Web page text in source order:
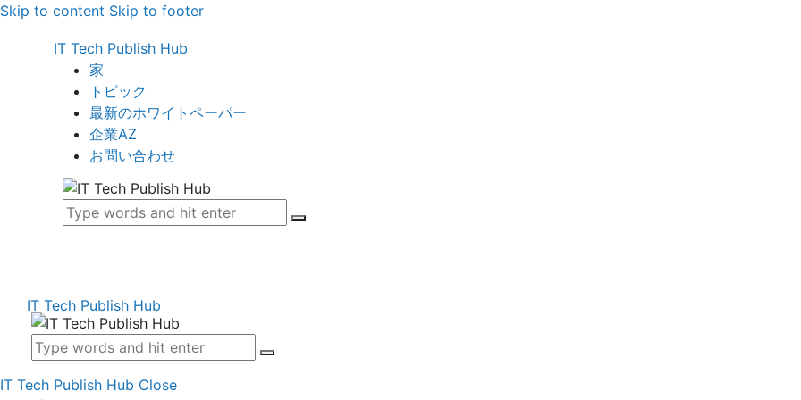
Skip to content Skip to footer
IT Tech Publish Hub
家
トピック
最新のホワイトペーパー
企業AZ
お問い合わせ
IT Tech Publish Hub
IT Tech Publish Hub Close